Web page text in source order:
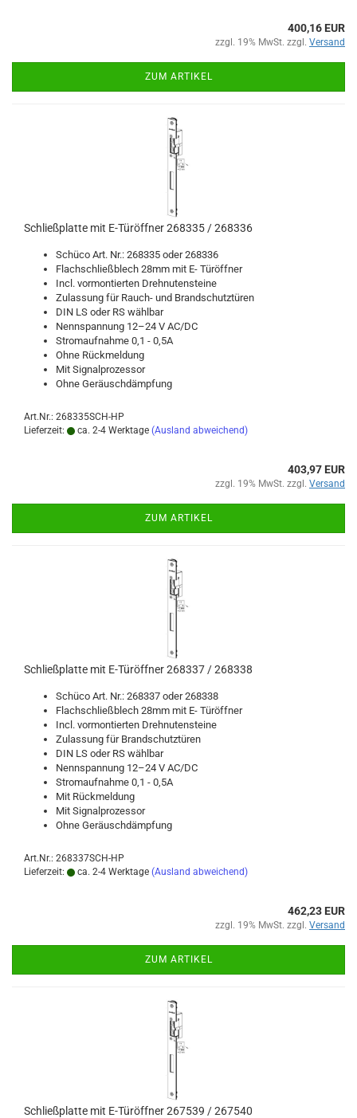
400,16 EUR
zzgl. 19% MwSt. zzgl. Versand
ZUM ARTIKEL
Schließ­plat­te mit E-​Tür­öff­ner 268335 / 268336
Schü­co Art. Nr.: 268335 oder 268336
Flach­schließ­blech 28mm mit E- Tür­öff­ner
Incl. vor­mon­tier­ten Dreh­nu­ten­stei­ne
Zu­las­sung für Rauch-​ und Brand­schutz­tü­ren
DIN LS oder RS wähl­bar
Nenn­span­nung 12–24 V AC/DC
Strom­auf­nah­me 0,1 - 0,5A
Ohne Rück­mel­dung
Mit Si­gnal­pro­zes­sor
Ohne Ge­räusch­dämp­fung
Art.Nr.: 268335SCH-HP
Lieferzeit:
ca. 2-4 Werktage (Ausland abweichend)
403,97 EUR
zzgl. 19% MwSt. zzgl. Versand
ZUM ARTIKEL
Schließ­plat­te mit E-​Tür­öff­ner 268337 / 268338
Schü­co Art. Nr.: 268337 oder 268338
Flach­schließ­blech 28mm mit E- Tür­öff­ner
Incl. vor­mon­tier­ten Dreh­nu­ten­stei­ne
Zu­las­sung für Brand­schutz­tü­ren
DIN LS oder RS wähl­bar
Nenn­span­nung 12–24 V AC/DC
Strom­auf­nah­me 0,1 - 0,5A
Mit Rück­mel­dung
Mit Si­gnal­pro­zes­sor
Ohne Ge­räusch­dämp­fung
Art.Nr.: 268337SCH-HP
Lieferzeit:
ca. 2-4 Werktage (Ausland abweichend)
462,23 EUR
zzgl. 19% MwSt. zzgl. Versand
ZUM ARTIKEL
Schließ­plat­te mit E-​Tür­öff­ner 267539 / 267540